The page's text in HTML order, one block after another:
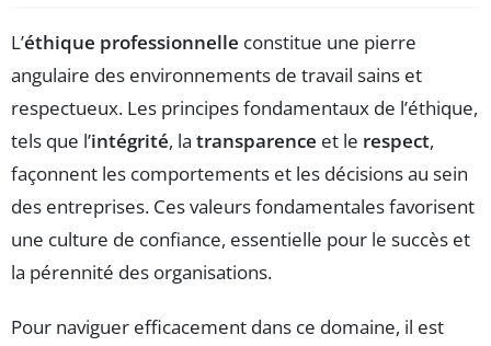
L’éthique professionnelle constitue une pierre
angulaire des environnements de travail sains et
respectueux. Les principes fondamentaux de l’éthique,
tels que l’intégrité, la transparence et le respect,
façonnent les comportements et les décisions au sein
des entreprises. Ces valeurs fondamentales favorisent
une culture de confiance, essentielle pour le succès et
la pérennité des organisations.
Pour naviguer efficacement dans ce domaine, il est